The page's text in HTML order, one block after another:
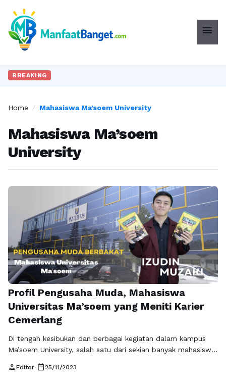
menu
BREAKING
Home / Mahasiswa Ma’soem University
Mahasiswa Ma’soem
University
Profil Pengusaha Muda, Mahasiswa
Universitas Ma’soem yang Meniti Karier
Cemerlang
Di tengah kesibukan dan berbagai kegiatan dalam kampus
Ma’soem University, salah satu dari sekian banyak mahasiswa
seorang mahasiswa semester lima program studi Manajemen
person Editor• calendar_today 25/11/2023